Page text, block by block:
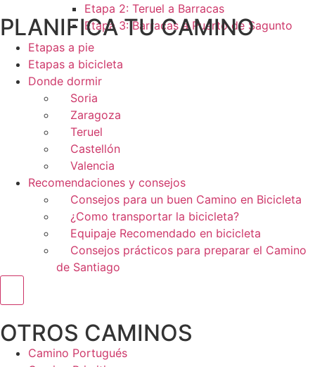
Etapa 2: Teruel a Barracas
Etapa 3: Barracas a Puerto de Sagunto
PLANIFICA TU CAMINO
Etapas a pie
Etapas a bicicleta
Donde dormir
Soria
Zaragoza
Teruel
Castellón
Valencia
Recomendaciones y consejos
Consejos para un buen Camino en Bicicleta
¿Como transportar la bicicleta?
Equipaje Recomendado en bicicleta
Consejos prácticos para preparar el Camino
de Santiago
OTROS CAMINOS
Camino Portugués